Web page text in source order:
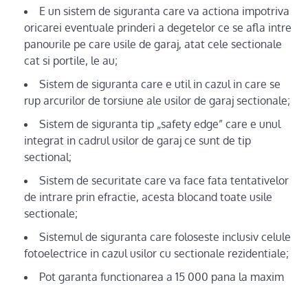
E un sistem de siguranta care va actiona impotriva
oricarei eventuale prinderi a degetelor ce se afla intre
panourile pe care usile de garaj, atat cele sectionale
cat si portile, le au;
Sistem de siguranta care e util in cazul in care se
rup arcurilor de torsiune ale usilor de garaj sectionale;
Sistem de siguranta tip „safety edge” care e unul
integrat in cadrul usilor de garaj ce sunt de tip
sectional;
Sistem de securitate care va face fata tentativelor
de intrare prin efractie, acesta blocand toate usile
sectionale;
Sistemul de siguranta care foloseste inclusiv celule
fotoelectrice in cazul usilor cu sectionale rezidentiale;
Pot garanta functionarea a 15 000 pana la maxim